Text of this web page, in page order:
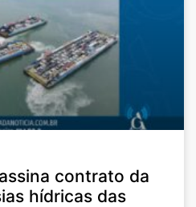
contrato da
hídricas das